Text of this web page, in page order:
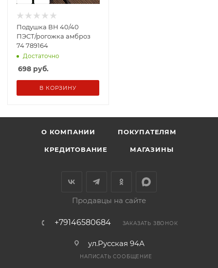
Подушка ВН 40/40
ПЭСТ/рогожка амброз
74 789164
Достаточно
698 руб.
В КОРЗИНУ
О КОМПАНИИ ПОКУПАТЕЛЯМ
КРЕДИТОВАНИЕ МАГАЗИНЫ
Продавцы на сайте
+79146580684 ЗАКАЗАТЬ ЗВОНОК
ул.Русская 94А
НАПИСАТЬ СООБЩЕНИЕ